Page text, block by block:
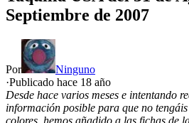
Septiembre de 2007
Por
Ninguno
·Publicado hace 18 año
Desde hace varios meses e intentando
información posible para que no